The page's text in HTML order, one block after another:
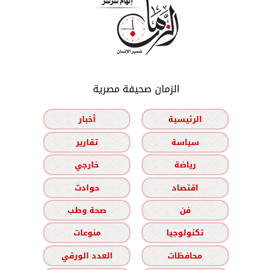
الزمان صحيفة مصرية
الرئيسية
أخبار
سياسة
تقارير
رياضة
خارجي
اقتصاد
حوادث
فن
صحة وطب
تكنولوجيا
منوعات
محافظات
العدد الورقي